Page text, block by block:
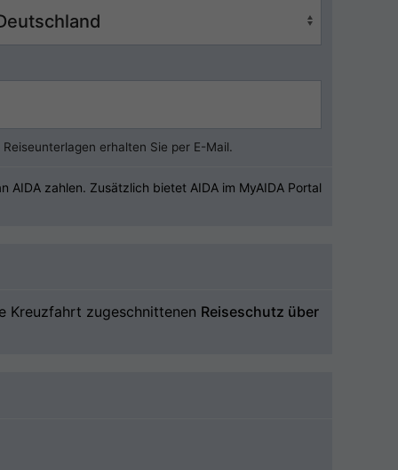
erhalten Sie per E-Mail.
zahlen. Zusätzlich bietet AIDA im MyAIDA Portal
Kreuzfahrt zugeschnittenen Reiseschutz über